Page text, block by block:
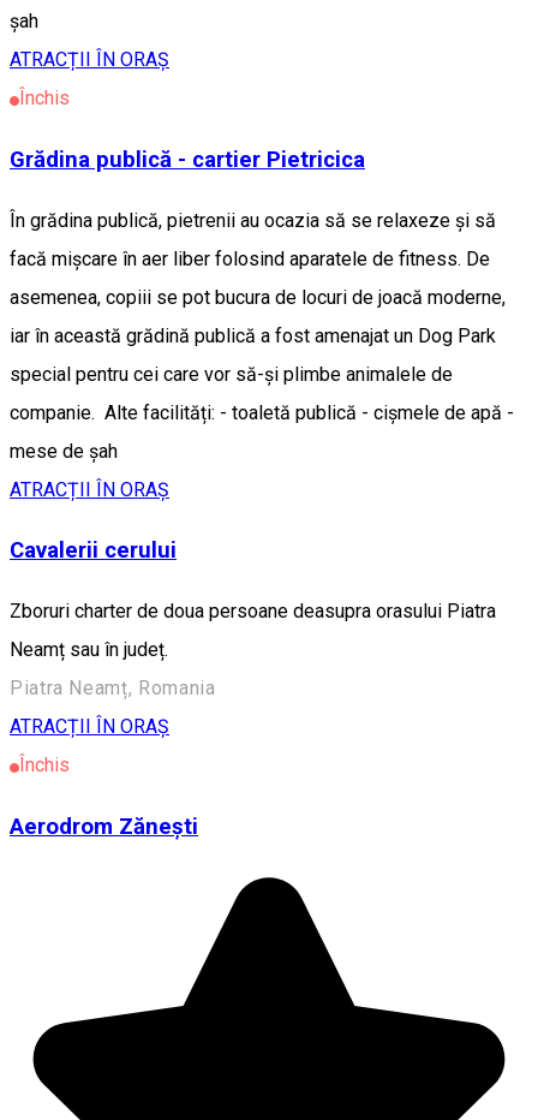
șah
ATRACȚII ÎN ORAȘ
Închis
Grădina publică - cartier Pietricica
În grădina publică, pietrenii au ocazia să se relaxeze și să
facă mișcare în aer liber folosind aparatele de fitness. De
asemenea, copiii se pot bucura de locuri de joacă moderne,
iar în această grădină publică a fost amenajat un Dog Park
special pentru cei care vor să-și plimbe animalele de
companie. Alte facilități: - toaletă publică - cișmele de apă -
mese de șah
ATRACȚII ÎN ORAȘ
Cavalerii cerului
Zboruri charter de doua persoane deasupra orasului Piatra
Neamț sau în județ.
Piatra Neamț, Romania
ATRACȚII ÎN ORAȘ
Închis
Aerodrom Zănești